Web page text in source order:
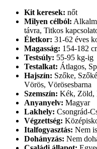
Kit keresek: nőt
Milyen célból:
távra, Titkos
Életkor: 31-62 éves
Magasság: 154-182
Testsúly: 55-95 kg-ig
Testalkat: Átlagos,
Hajszín: Szőke,
Vörös, Vörösesbarna
Szemszín: Kék, Zöld,
Anyanyelv: Magyar
Lakhely: Csongrád-
Végzettség:
Italfogyasztás: Nem
Dohányzás: Nem